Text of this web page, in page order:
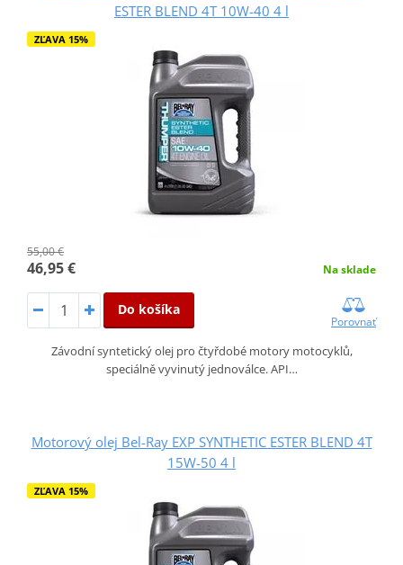
ESTER BLEND 4T 10W-40 4 l
ZĽAVA 15%
55,00 €
46,95 € Na sklade
Do košíka
Porovnať
Závodní syntetický olej pro čtyřdobé motory motocyklů,
speciálně vyvinutý jednoválce. API…
Motorový olej Bel-Ray EXP SYNTHETIC ESTER BLEND 4T
15W-50 4 l
ZĽAVA 15%